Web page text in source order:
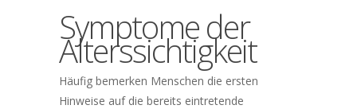
Symptome der
Alterssichtigkeit
Häufig bemerken Menschen die ersten
Hinweise auf die bereits eintretende